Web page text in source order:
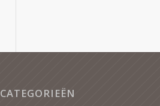
CATEGORIEËN